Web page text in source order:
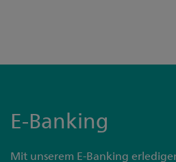
E-Banking
Mit unserem E-Banking